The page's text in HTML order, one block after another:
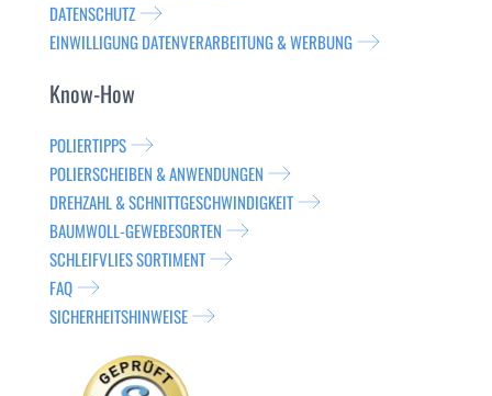
DATENSCHUTZ
EINWILLIGUNG DATENVERARBEITUNG & WERBUNG
Know-How
POLIERTIPPS
POLIERSCHEIBEN & ANWENDUNGEN
DREHZAHL & SCHNITTGESCHWINDIGKEIT
BAUMWOLL-GEWEBESORTEN
SCHLEIFVLIES SORTIMENT
FAQ
SICHERHEITSHINWEISE